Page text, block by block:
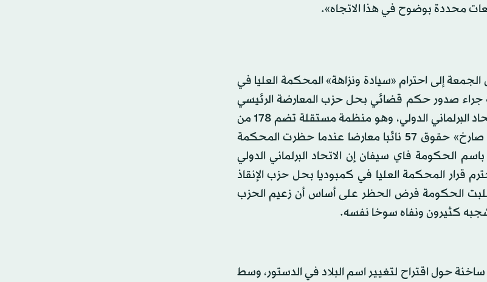
محددة بوضوح في هذا الاتجاه».
إلى احترام «سيادة ونزاهة» المحكمة العليا في
جراء صدور حكم قضائي بحل حزب المعارضة الرئيسي
ومنعه من خوض الانتخابات التي جرت في شهر يوليو (تموز). وقال الاتحاد البرلماني الدولي، وهو منظمة مستقلة تضم 178 من
برلمانات العالم، أول من أمس الخميس إن كمبوديا «انتهكت على نحو صارخ» حقوق 57 نائبا معارضا عندما حظرت المحكمة
الحكومة فاي سيفان إن الاتحاد البرلماني الدولي
المحكمة العليا في كمبوديا بحل حزب الإنقاذ
الحكومة فرض الحظر على أساس أن زعيم الحزب
كثيرون ونفاه سوخا نفسه.
حول اقتراح لتغيير اسم البلاد في الدستور، وسط